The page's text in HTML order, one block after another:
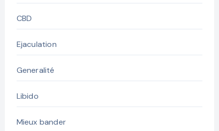
CBD
Ejaculation
Generalité
Libido
Mieux bander